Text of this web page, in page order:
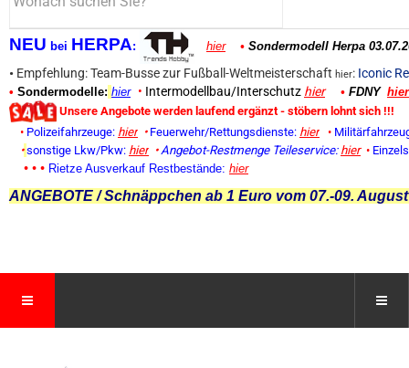
NEU bei HERPA: hier • Sondermodell Herpa
• Empfehlung: Team-Busse zur Fußball-Weltmeisterschaft hier: Iconic
• Sondermodelle: hier • Intermodellbau/Interschutz hier • FDNY hier
Unsere Angebote werden laufend ergänzt - stöbern lohnt sich !!!
• Polizeifahrzeuge: hier • Feuerwehr/Rettungsdienste: hier •
• sonstige Lkw/Pkw: hier • Angebot-Restmenge Teileservice: hier •
• • • Rietze Ausverkauf Restbestände: hier
ANGEBOTE / Schnäppchen ab 1 Euro vom 07.-09.